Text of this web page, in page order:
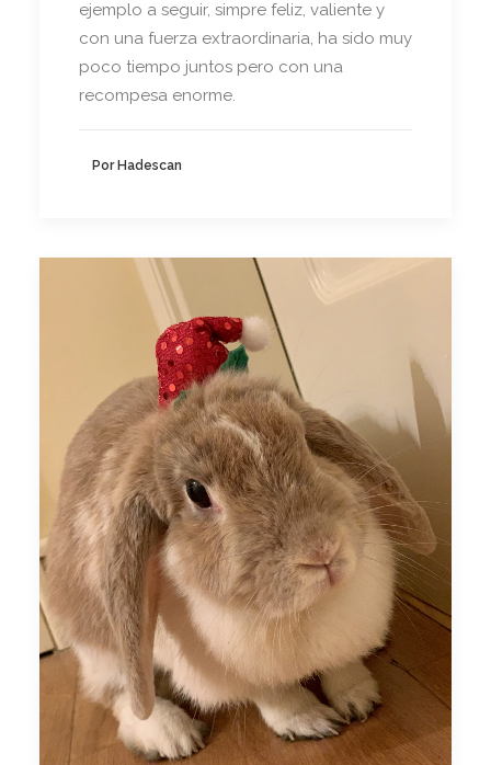
ejemplo a seguir, simpre feliz, valiente y
con una fuerza extraordinaria, ha sido muy
poco tiempo juntos pero con una
recompesa enorme.
Por Hadescan